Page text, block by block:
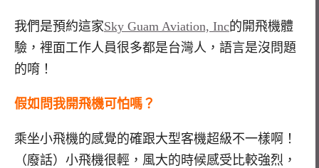
我們是預約這家Sky Guam Aviation, Inc的開飛機體
驗，裡面工作人員很多都是台灣人，語言是沒問題
的唷！
假如問我開飛機可怕嗎？
乘坐小飛機的感覺的確跟大型客機超級不一樣啊！
（廢話）小飛機很輕，風大的時候感受比較強烈，